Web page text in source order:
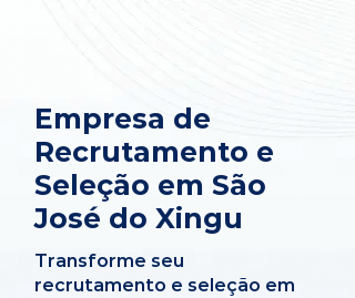
Empresa de
Recrutamento e
Seleção em São
José do Xingu
Transforme seu
recrutamento e seleção em